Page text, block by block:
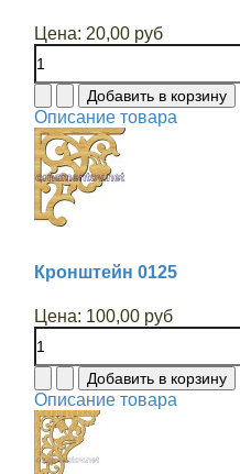
Цена: 20,00 руб
Описание товара
Кронштейн 0125
Цена: 100,00 руб
Описание товара